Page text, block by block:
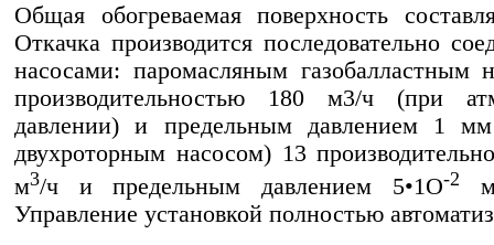
Общая обогреваемая поверхность
Откачка производится последовательно
насосами: паромасляным газобалластным
производительностью 180 м3/ч (при
давлении) и предельным давлением 1
двухроторным насосом) 13
м3/ч и предельным давлением 5•1O-2
Управление установкой полностью